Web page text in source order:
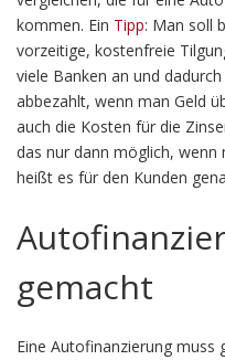
kommen. Ein Tipp: Man soll
vorzeitige, kostenfreie
viele Banken an und
abbezahlt, wenn man Geld
auch die Kosten für die
das nur dann möglich,
heißt es für den Kunden
gemacht
Eine Autofinanzierung muss